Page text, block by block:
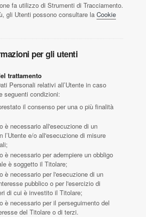
fa utilizzo di Strumenti di Tracciamento.
gli Utenti possono consultare la Cookie
per gli utenti
trattamento
Personali relativi all’Utente in caso
seguenti condizioni:
il consenso per una o più finalità
è necessario all'esecuzione di un
l’Utente e/o all'esecuzione di misure
è necessario per adempiere un obbligo
è soggetto il Titolare;
è necessario per l'esecuzione di un
pubblico o per l'esercizio di
di cui è investito il Titolare;
è necessario per il perseguimento del
del Titolare o di terzi.